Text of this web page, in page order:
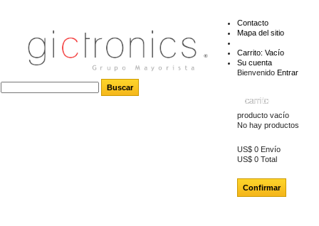
Contacto
Mapa del sitio
Carrito: Vacío
Su cuenta
Bienvenido Entrar
carrito
producto vacío
No hay productos
US$ 0 Envío
US$ 0 Total
Confirmar